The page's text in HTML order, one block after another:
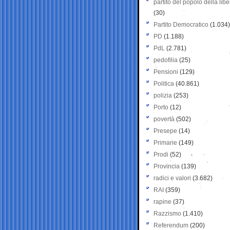
partito del popolo della
(30)
Partito Democratico (1.034)
PD (1.188)
PdL (2.781)
pedofilia (25)
Pensioni (129)
Politica (40.861)
polizia (253)
Porto (12)
povertà (502)
Presepe (14)
Primarie (149)
Prodi (52)
Provincia (139)
radici e valori (3.682)
RAI (359)
rapine (37)
Razzismo (1.410)
Referendum (200)